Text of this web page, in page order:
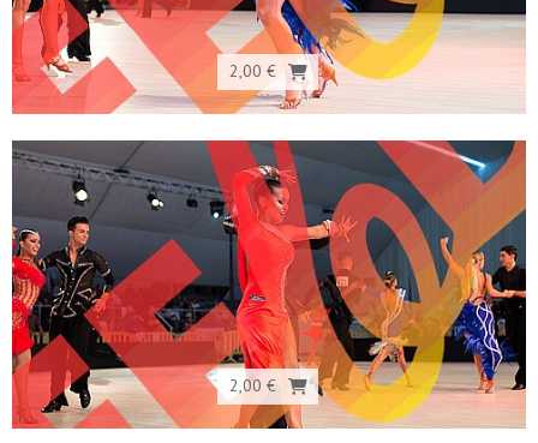
2,00 €
2,00 €